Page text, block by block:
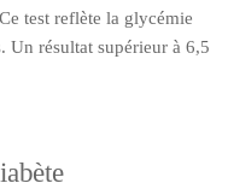
test reflète la glycémie
Un résultat supérieur à 6,5